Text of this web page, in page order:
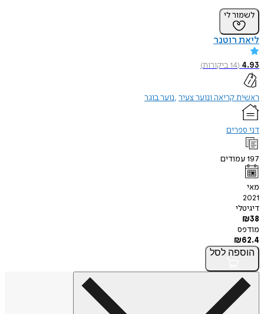
לשמור לי
ליאת רוטנר
4.93
(
14ביקורות)
ראשית קריאה ונוער צעיר נוער בוגר
דני ספרים
197עמודים
מאי
2021
דיגיטלי
₪38
מודפס
₪62.4
הוספה לסל